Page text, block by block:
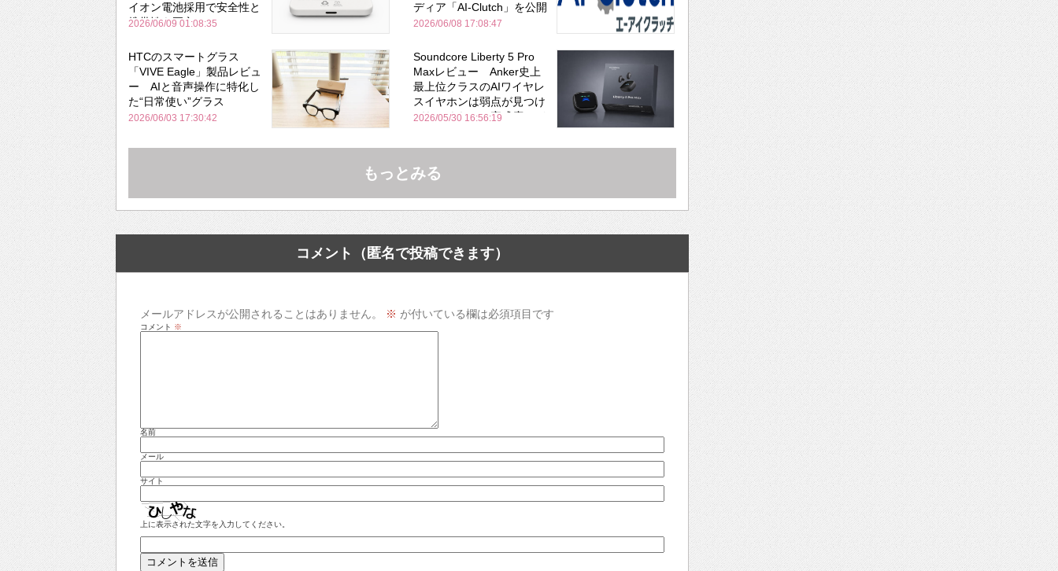
イオン電池採用で安全性と
携帯性を両立
2026/06/09 01:08:35
ディア「AI-Clutch」を公開
2026/06/08 17:08:47
HTCのスマートグラス
「VIVE Eagle」製品レビュ
ー AIと音声操作に特化し
た“日常使い”グラス
2026/06/03 17:30:42
Soundcore Liberty 5 Pro
Maxレビュー Anker史上
最上位クラスのAIワイヤレ
スイヤホンは弱点が見つけ
づらいくらいの完成度にび
Bose並み
2026/05/30 16:56:19
もっとみる
コメント（匿名で投稿できます）
メールアドレスが公開されることはありません。 ※ が付いている欄は必須項目です
コメント ※
名前
メール
サイト
上に表示された文字を入力してください。